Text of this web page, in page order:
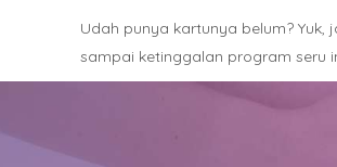
Udah punya kartunya belum? Yuk,
sampai ketinggalan program seru